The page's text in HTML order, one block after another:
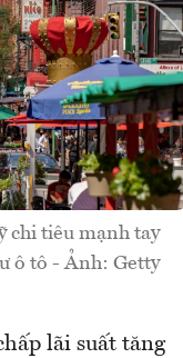
chi tiêu mạnh tay
ô tô - Ảnh: Getty
lãi suất tăng